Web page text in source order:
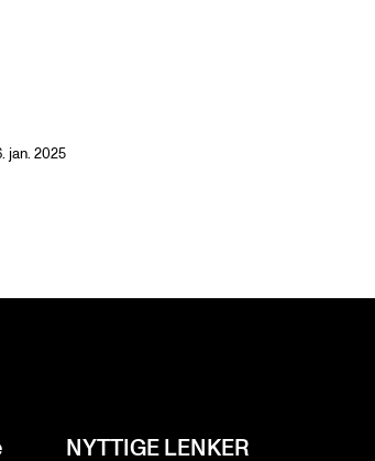
jan. 2025
NYTTIGE LENKER